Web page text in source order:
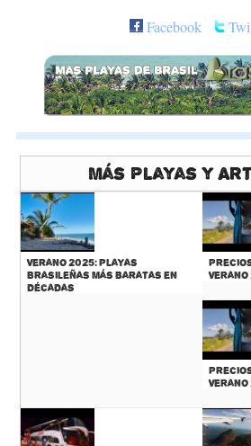
Facebook
Más Playas y
Verano 2025: Playas
Brasileñas más baratas en
décadas
Verano
Verano